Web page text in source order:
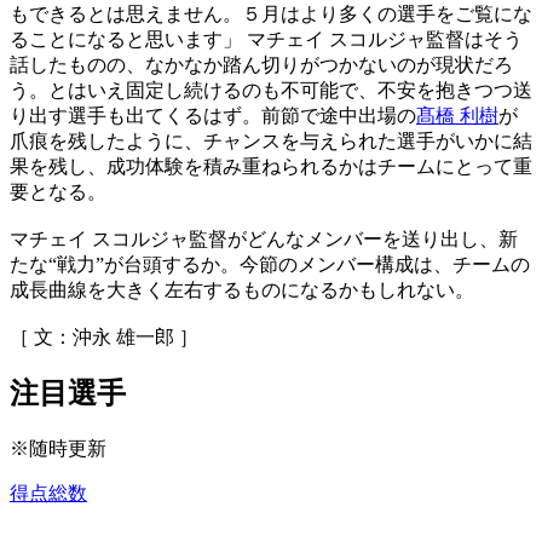
もできるとは思えません。５月はより多くの選手をご覧にな
ることになると思います」 マチェイ スコルジャ監督はそう
話したものの、なかなか踏ん切りがつかないのが現状だろ
う。とはいえ固定し続けるのも不可能で、不安を抱きつつ送
り出す選手も出てくるはず。前節で途中出場の髙橋 利樹が
爪痕を残したように、チャンスを与えられた選手がいかに結
果を残し、成功体験を積み重ねられるかはチームにとって重
要となる。
マチェイ スコルジャ監督がどんなメンバーを送り出し、新
たな“戦力”が台頭するか。今節のメンバー構成は、チームの
成長曲線を大きく左右するものになるかもしれない。
［ 文：沖永 雄一郎 ］
注目選手
※随時更新
得点総数